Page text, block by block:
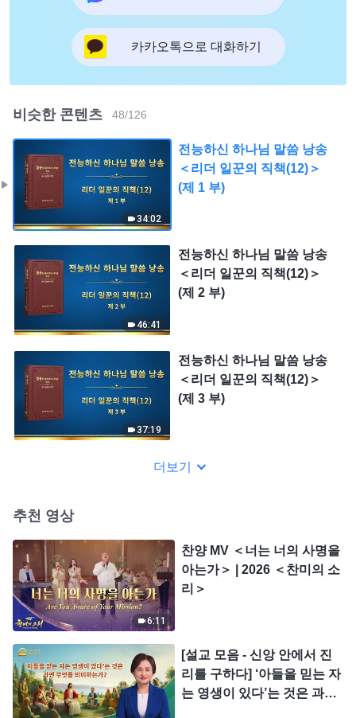
카카오톡으로 대화하기
비슷한 콘텐츠 48/126
34:02
전능하신 하나님 말씀 낭송
＜리더 일꾼의 직책(12)＞
(제 1 부)
46:41
전능하신 하나님 말씀 낭송
＜리더 일꾼의 직책(12)＞
(제 2 부)
37:19
전능하신 하나님 말씀 낭송
＜리더 일꾼의 직책(12)＞
(제 3 부)
더보기
추천 영상
6:11
찬양 MV ＜너는 너의 사명을
아는가＞ | 2026 ＜찬미의 소
리＞
[설교 모음 - 신앙 안에서 진
리를 구하다] ‘아들을 믿는 자
는 영생이 있다’는 것은 과연